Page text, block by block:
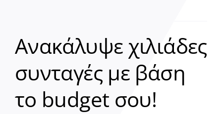
Ανακάλυψε χιλιάδες
συνταγές με βάση
το budget σου!